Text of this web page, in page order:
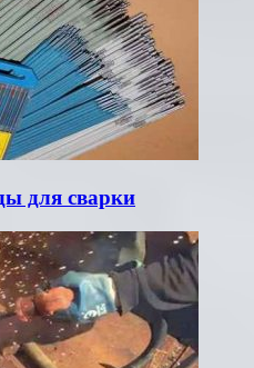
для сварки